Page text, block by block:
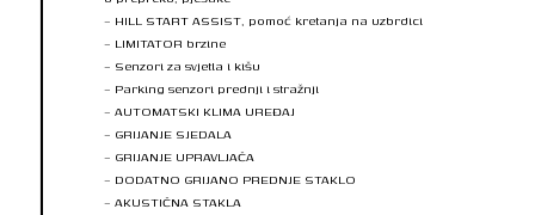
– HILL START ASSIST, pomoć kretanja na uzbrdici
– LIMITATOR brzine
– Senzori za svjetla i kišu
– Parking senzori prednji i stražnji
– AUTOMATSKI KLIMA UREĐAJ
– GRIJANJE SJEDALA
– GRIJANJE UPRAVLJAČA
– DODATNO GRIJANO PREDNJE STAKLO
– AKUSTIČNA STAKLA